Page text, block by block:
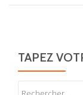
TAPEZ